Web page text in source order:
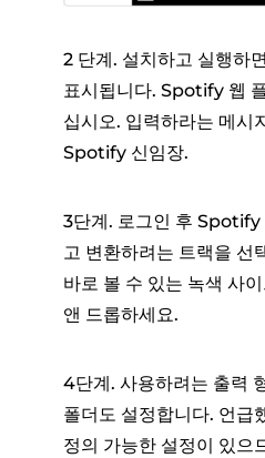
2 단계. 설치하고 실행하
표시됩니다. Spotify 웹
십시오. 입력하라는 메시
Spotify 신임장.
3단계. 로그인 후 Spotify
고 변환하려는 트랙을 선
바로 볼 수 있는 녹색 사
앤 드롭하세요.
4단계. 사용하려는 출력
폴더도 설정합니다. 언급
정의 가능한 설정이 있으